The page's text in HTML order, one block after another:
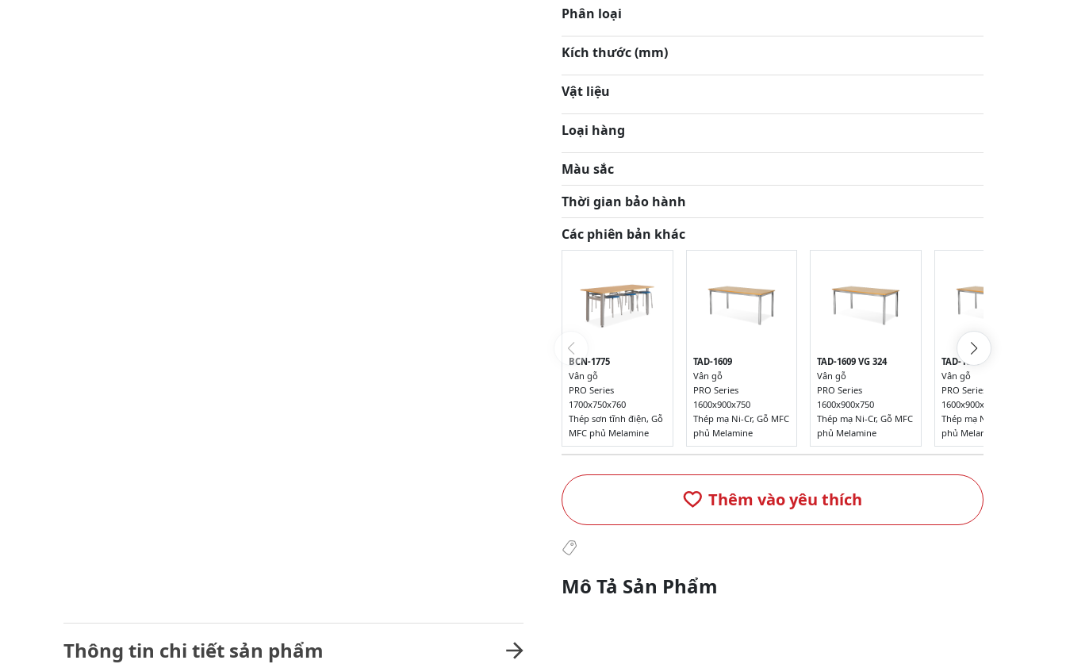
Phân loại
Kích thước (mm)
Vật liệu
Loại hàng
Màu sắc
Thời gian bảo hành
Các phiên bản khác
BCN-1775
Vân gỗ
PRO Series
1700x750x760
Thép sơn tĩnh điện, Gỗ
MFC phủ Melamine
TAD-1609
Vân gỗ
PRO Series
1600x900x750
Thép mạ Ni-Cr, Gỗ MFC
phủ Melamine
TAD-1609 VG 324
Vân gỗ
PRO Series
1600x900x750
Thép mạ Ni-Cr, Gỗ MFC
phủ Melamine
TAD-1609 VG 384
Vân gỗ
PRO Series
1600x900x750
Thép mạ Ni-Cr, Gỗ MFC
phủ Melamine
Thêm vào yêu thích
Mô Tả Sản Phẩm
Thông tin chi tiết sản phẩm